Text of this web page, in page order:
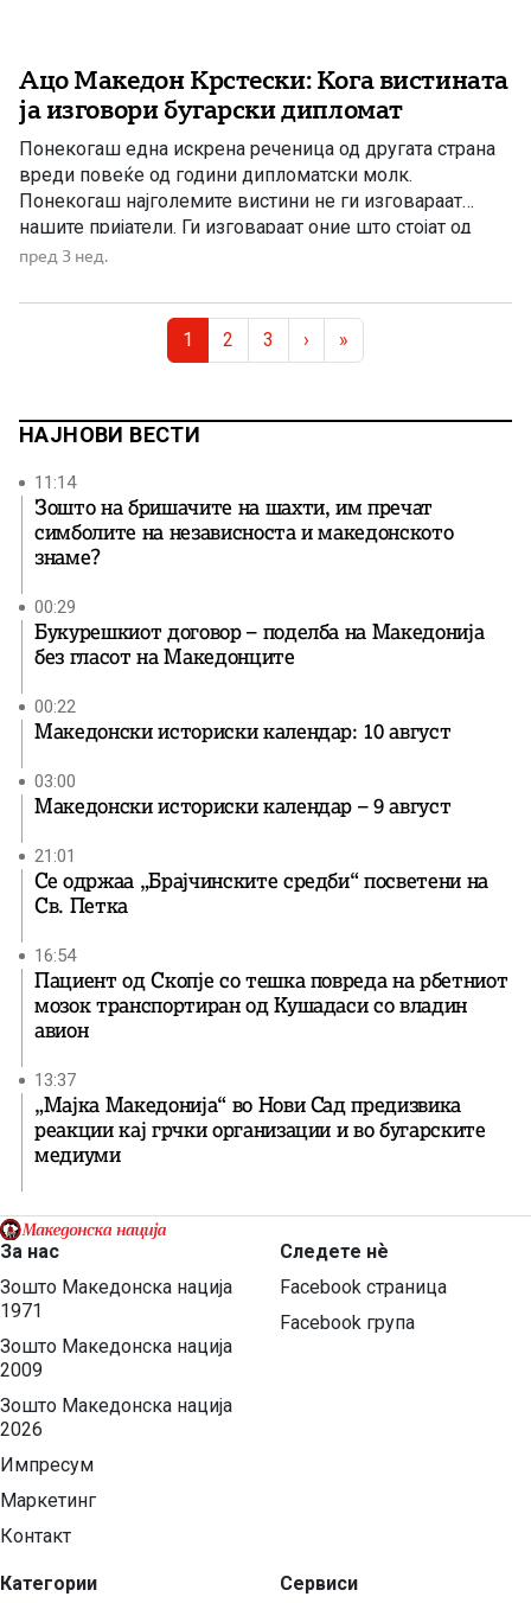
Ацо Македон Крстески: Кога вистината
ја изговори бугарски дипломат
Понекогаш една искрена реченица од другата страна
вреди повеќе од години дипломатски молк.
Понекогаш најголемите вистини не ги изговараат
нашите пријатели. Ги изговараат оние што стојат од
другата страна. Со години Македонија верува дека
на условите на Бугарија. Прво беше Договорот за
добрососедство. Потоа протоколите. Потоа
францускиот предлог. Потоа […]
пред 3 нед.
Current Page
1 Page
2 Page
3 › »
НАЈНОВИ ВЕСТИ
11:14
Зошто на бришачите на шахти, им пречат
симболите на независноста и македонското
знаме?
00:29
Букурешкиот договор – поделба на Македонија
без гласот на Македонците
00:22
Македонски историски календар: 10 август
03:00
Македонски историски календар – 9 август
21:01
Се одржаа „Брајчинските средби“ посветени на
Св. Петка
16:54
Пациент од Скопје со тешка повреда на рбетниот
мозок транспортиран од Кушадаси со владин
авион
13:37
„Мајка Македонија“ во Нови Сад предизвика
реакции кај грчки организации и во бугарските
медиуми
За нас
Зошто Македонска нација
1971
Зошто Македонска нација
2009
Зошто Македонска нација
2026
Импресум
Маркетинг
Контакт
Категории
Следете нѐ
Facebook страница
Facebook група
Сервиси